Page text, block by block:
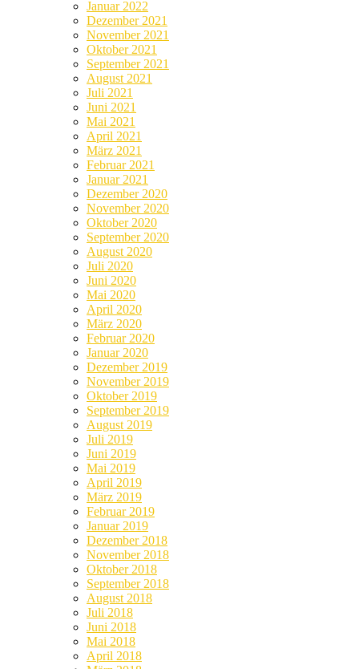
Januar 2022
Dezember 2021
November 2021
Oktober 2021
September 2021
August 2021
Juli 2021
Juni 2021
Mai 2021
April 2021
März 2021
Februar 2021
Januar 2021
Dezember 2020
November 2020
Oktober 2020
September 2020
August 2020
Juli 2020
Juni 2020
Mai 2020
April 2020
März 2020
Februar 2020
Januar 2020
Dezember 2019
November 2019
Oktober 2019
September 2019
August 2019
Juli 2019
Juni 2019
Mai 2019
April 2019
März 2019
Februar 2019
Januar 2019
Dezember 2018
November 2018
Oktober 2018
September 2018
August 2018
Juli 2018
Juni 2018
Mai 2018
April 2018